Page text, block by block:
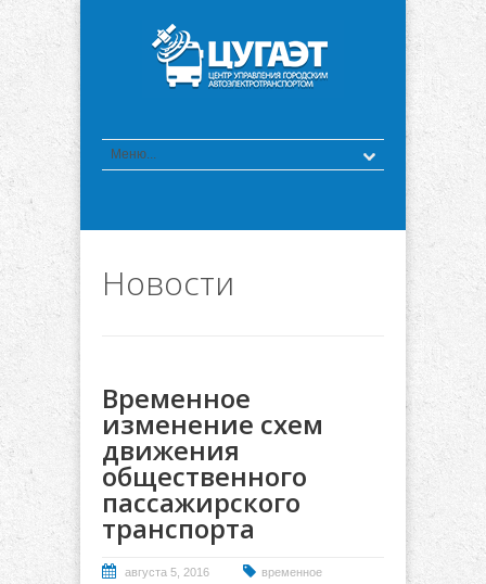
Новости
Временное
изменение схем
движения
общественного
пассажирского
транспорта
августа 5, 2016
временное